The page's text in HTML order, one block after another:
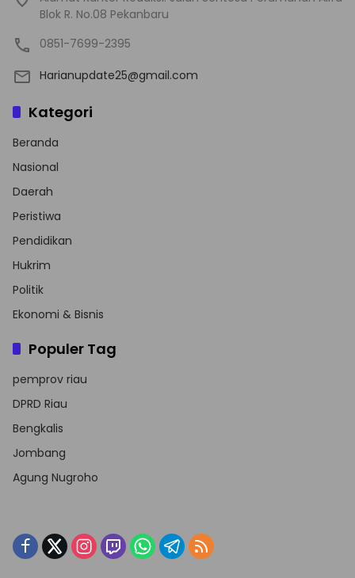
Blok R. No.08 Pekanbaru
0851-7699-2395
Harianupdate25@gmail.com
Kategori
Beranda
Nasional
Daerah
Peristiwa
Pendidikan
Hukrim
Politik
Ekonomi & Bisnis
Populer Tag
pemprov riau
DPRD Riau
Bengkalis
Jombang
Agung Nugroho